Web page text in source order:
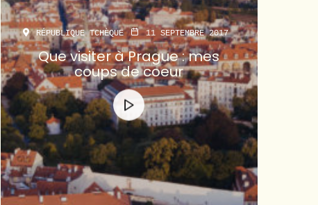
RÉPUBLIQUE TCHÈQUE 11 SEPTEMBRE 2017
Que visiter à Prague : mes
coups de coeur